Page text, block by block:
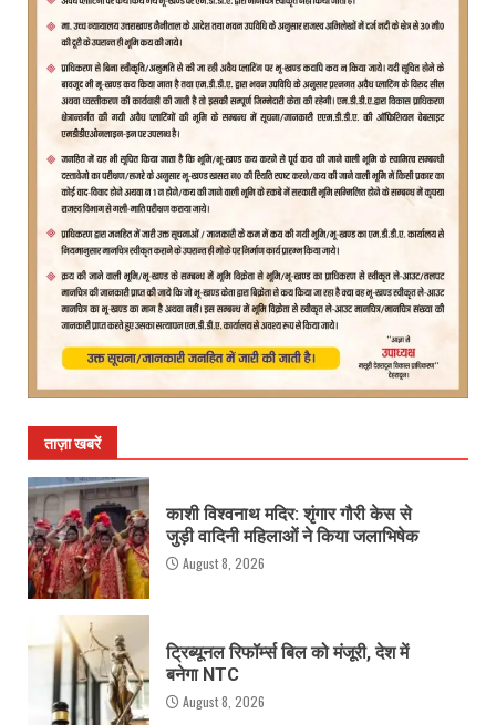
ताज़ा खबरें
काशी विश्वनाथ मदिर: शृंगार गौरी केस से
जुड़ी वादिनी महिलाओं ने किया जलाभिषेक
August 8, 2026
ट्रिब्यूनल रिफॉर्म्स बिल को मंजूरी, देश में
बनेगा NTC
August 8, 2026